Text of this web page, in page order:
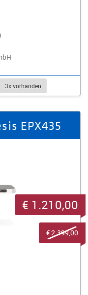
3x vorhanden
EPX435
€ 1.210,00
€ 2.399,00